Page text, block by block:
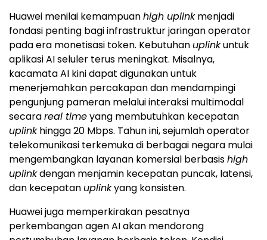
Huawei menilai kemampuanhigh uplinkmenjadi
fondasi penting bagi infrastruktur jaringan operator
pada era monetisasi token. Kebutuhan uplinkuntuk
aplikasi AI seluler terus meningkat. Misalnya,
kacamata AI kini dapat digunakan untuk
menerjemahkan percakapan dan mendampingi
pengunjung pameran melalui interaksi multimodal
secarareal timeyang membutuhkan kecepatan
uplinkhingga 20 Mbps. Tahun ini, sejumlah operator
telekomunikasi terkemuka di berbagai negara mulai
mengembangkan layanan komersial berbasishigh
uplinkdengan menjamin kecepatan puncak, latensi,
dan kecepatan uplinkyang konsisten.
Huawei juga memperkirakan pesatnya
perkembangan agen AI akan mendorong